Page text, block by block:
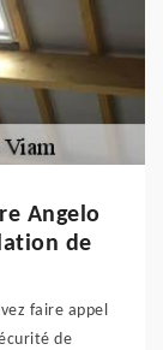
Angelo
de
faire appel
de